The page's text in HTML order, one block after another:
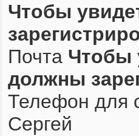
Чтобы
Почта Чтобы
должны
Телефон для
Сергей